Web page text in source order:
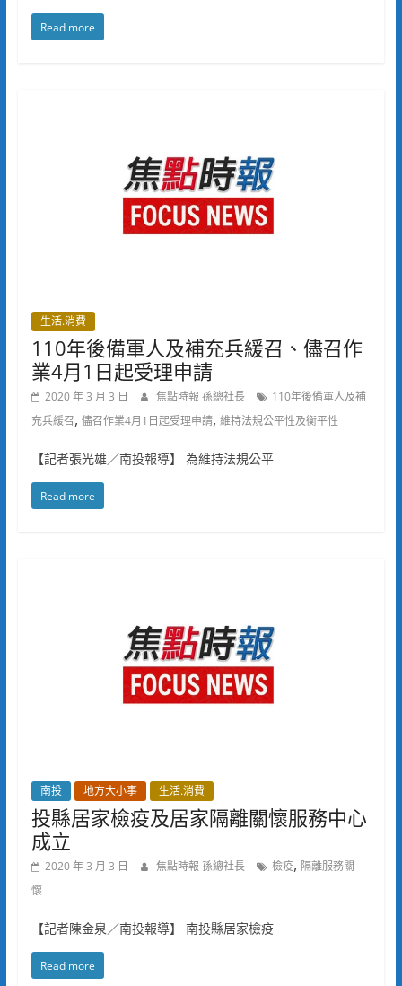
Read more
生活.消費
110年後備軍人及補充兵緩召、儘召作
業4月1日起受理申請
2020 年 3 月 3 日 焦點時報 孫總社長
110年後備軍人及補
充兵緩召, 儘召作業4月1日起受理申請, 維持法規公平性及衡平性
【記者張光雄／南投報導】 為維持法規公平
Read more
南投 地方大小事 生活.消費
投縣居家檢疫及居家隔離關懷服務中心
成立
2020 年 3 月 3 日 焦點時報 孫總社長 檢疫, 隔離服務關
懷
【記者陳金泉／南投報導】 南投縣居家檢疫
Read more